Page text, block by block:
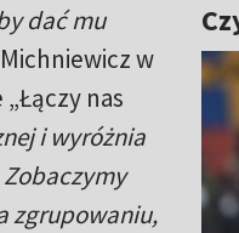
dać mu
w
nas
i wyróżnia
Zobaczymy
zgrupowaniu,